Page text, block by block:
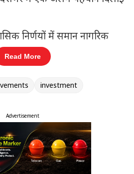
निर्णयों में समान नागरिक
करना रहा। उत्तराखंड देश का
यूसीसी को लागू कर सभी
व्यवस्था की दिशा में कदम
है कि इससे समाज में समानता और
इस फैसले को राष्ट्रीय स्तर
और इसे धामी सरकार की सबसे
जा रहा है।
Read More
investment
Advertisement